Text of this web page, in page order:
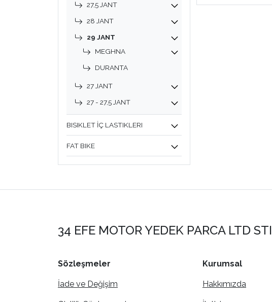
27,5 JANT
28 JANT
29 JANT
MEGHNA
DURANTA
27 JANT
27 - 27,5 JANT
BISIKLET İÇ LASTIKLERI
FAT BIKE
34 EFE MOTOR YEDEK PARCA LTD STI
Sözleşmeler
İade ve Değişim
Kurumsal
Hakkımızda